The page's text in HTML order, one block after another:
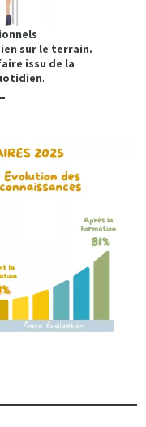
sur le terrain.
issu de la
.